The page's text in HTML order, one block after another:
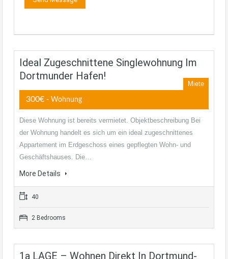
Ideal Zugeschnittene Singlewohnung Im
Dortmunder Hafen!
Miete
300€ - Wohnung
Diese Wohnung ist bereits vermietet. Objektbeschreibung Bei
der Wohnung handelt es sich um ein ideal zugeschnittenes
Appartement im Erdgeschoss eines gepflegten Wohn- und
Geschäftshauses. Die…
More Details
40
2 Bedrooms
1a LAGE – Wohnen Direkt In Dortmund-